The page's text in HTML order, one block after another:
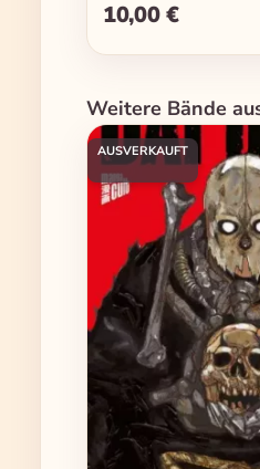
Regulärer Preis:
10,00 €
Produktgalerie
Weitere Bände
AUSVERKAUFT